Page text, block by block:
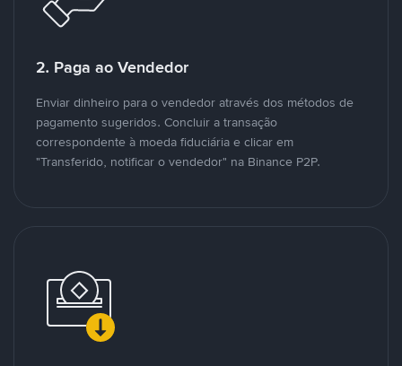
2. Paga ao Vendedor
Enviar dinheiro para o vendedor através dos métodos de
pagamento sugeridos. Concluir a transação
correspondente à moeda fiduciária e clicar em
"Transferido, notificar o vendedor" na Binance P2P.